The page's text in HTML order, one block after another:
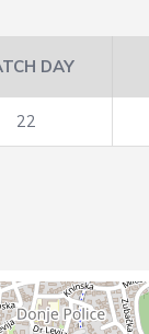
DAY
22